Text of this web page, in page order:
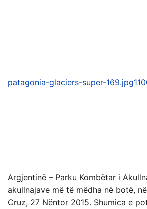
patagonia-glaciers-super-169.jpg
Argjentinë – Parku Kombëtar i
akullnajave më të mëdha në botë,
Cruz, 27 Nëntor 2015. Shumica e